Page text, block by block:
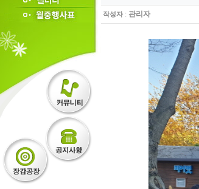
작성자 : 관리자